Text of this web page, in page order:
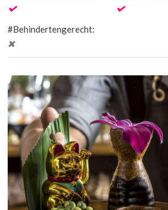
Behindertengerecht: